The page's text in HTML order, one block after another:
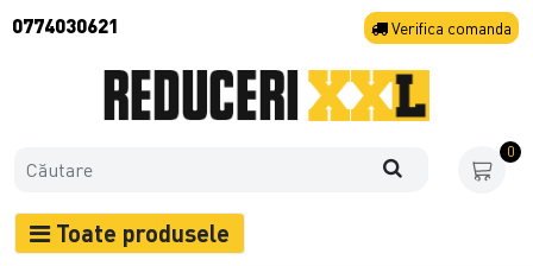
0774030621 Verifica comanda
0
Toate produsele